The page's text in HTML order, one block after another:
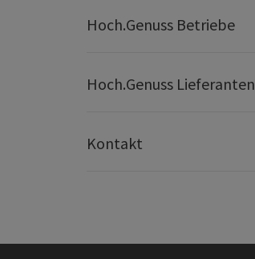
Hoch.Genuss Betriebe
Hoch.Genuss Lieferanten
Kontakt